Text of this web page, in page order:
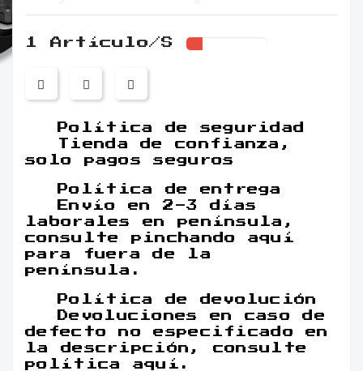
1 Artículo/s
Política de seguridad
Tienda de confianza,
solo pagos seguros
Política de entrega
Envío en 2-3 días
laborales en península,
consulte pinchando aquí
para fuera de la
península.
Política de devolución
Devoluciones en caso de
defecto no especificado en
la descripción, consulte
política aquí.